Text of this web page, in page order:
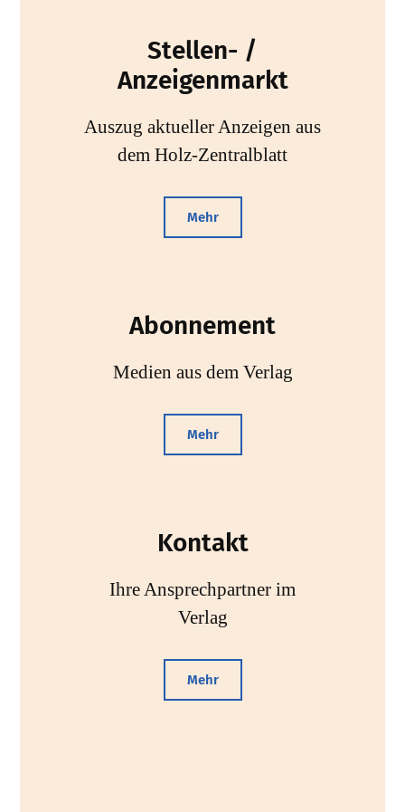
Stellen- /
Anzeigenmarkt
Auszug aktueller Anzeigen aus
dem Holz-Zentralblatt
Mehr
Abonnement
Medien aus dem Verlag
Mehr
Kontakt
Ihre Ansprechpartner im
Verlag
Mehr